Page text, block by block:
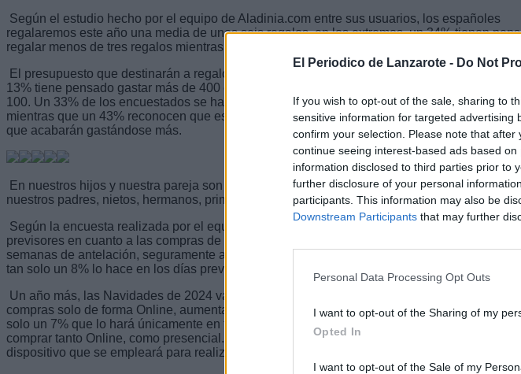
El Periodico de Lanzarote - Do Not
If you wish to opt-out of the sale, sharing to
sensitive information for targeted advertising
confirm your selection. Please note that
continue seeing interest-based ads based
information disclosed to third parties prior to
further disclosure of your personal
participants. This information may also be
Downstream Participants that may further
Personal Data Processing Opt Outs
I want to opt-out of the Sharing of my
Opted In
I want to opt-out of the Sale of my
Según el estudio hecho por el equipo de Aladinia.com entre sus usuarios, los españoles
regalaremos este año una media de unos seis regalos, en los extremos, un 34% tienen
regalar menos de tres regalos mientras que un 16% pretenden hacer diez o más.
El presupuesto que destinarán a regalos de Navidad es de 227 euros de media. Y, aunque
13% tiene pensado gastar más de 400 euros, dos de cada diez españoles no pasarán de los
100. Un 33% de los encuestados se han fijado un presupuesto superior al que tenían en
mientras que un 43% reconocen que es el mismo. A pesar de ello, seis de cada diez
que acabarán gastándose más.
En nuestros hijos y nuestra pareja son en los que gastaremos más dinero, seguidos de
nuestros padres, nietos, hermanos, primos y amigos.
Según la encuesta realizada por el equipo de Aladinia.com, los españoles somos bastante
previsores en cuanto a las compras de los regalos de Navidad, un 80% los adquieren con
semanas de antelación, seguramente aprovechando las ofertas del Black Friday. Por su
tan solo un 8% lo hace en los días previos.
Un año más, las Navidades de 2024 van a ser muy digitales, ya que el 32% afirma que hará
compras solo de forma Online, aumentando en un 5% los resultados del año pasado, por tan
solo un 7% que lo hará únicamente en tiendas físicas, mientras que la mayoría (61%) optará
comprar tanto Online, como presencial. Para las compras Online, el móvil arrasa como el
dispositivo que se empleará para realizar las compras por delante del ordenador y la tablet.